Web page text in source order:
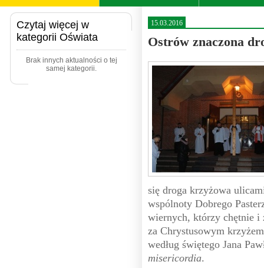
Czytaj więcej w
kategorii Oświata
Brak innych aktualności o tej
samej kategorii.
15.03.2016
Ostrów znaczona
się droga krzyżowa
wspólnoty Dobrego
wiernych, którzy chętnie i
za Chrystusowym
według świętego Jana
misericordia.